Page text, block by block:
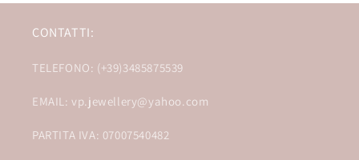
CONTATTI:
TELEFONO: (+39)3485875539
EMAIL: vp.jewellery@yahoo.com
PARTITA IVA: 07007540482